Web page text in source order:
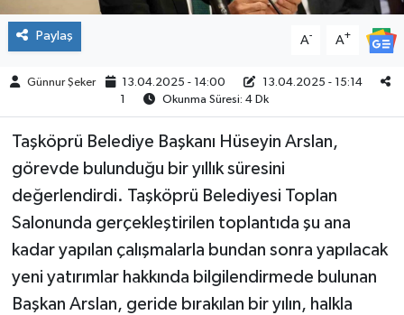
Paylaş A- A+
Günnur Şeker 13.04.2025 - 14:00
13.04.2025 - 15:14
Okunma Süresi: 4 Dk
Taşköprü Belediye Başkanı Hüseyin Arslan,
görevde bulunduğu bir yıllık süresini
değerlendirdi. Taşköprü Belediyesi Toplan
Salonunda gerçekleştirilen toplantıda şu ana
kadar yapılan çalışmalarla bundan sonra yapılacak
yeni yatırımlar hakkında bilgilendirmede bulunan
Başkan Arslan, geride bırakılan bir yılın, halkla
TURİZM
MAGAZİN
BİLİM&TEKNOLOJİ
BÖLGE
TÜRKİYE
DÜNYA